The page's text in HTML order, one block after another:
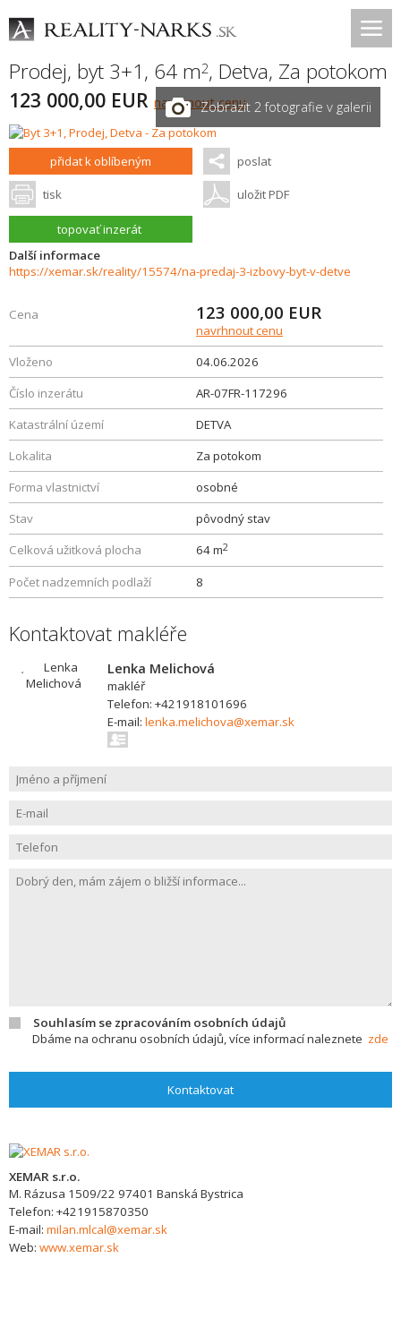
Prodej, byt 3+1, 64 m2, Detva, Za potokom
123 000,00 EUR navrhnout cenuZobrazit 2 fotografie v galerii
přidat k oblíbeným poslat
tisk uložit PDF
topovať inzerát
Další informace
https://xemar.sk/reality/15574/na-predaj-3-izbovy-byt-v-detve
Cena 123 000,00 EUR
navrhnout cenu
Vloženo
04.06.2026
Číslo inzerátu
AR-07FR-117296
Katastrální území
DETVA
Lokalita
Za potokom
Forma vlastnictví
osobné
Stav
pôvodný stav
Celková užitková plocha
64 m2
Počet nadzemních podlaží 8
Kontaktovat makléře
Lenka Melichová
makléř
Telefon: +421918101696
E-mail: lenka.melichova@xemar.sk
Souhlasím se zpracováním osobních údajů
Dbáme na ochranu osobních údajů, více informací naleznete zde
Kontaktovat
XEMAR s.r.o.
M. Rázusa 1509/22 97401 Banská Bystrica
Telefon: +421915870350
E-mail: milan.mlcal@xemar.sk
Web: www.xemar.sk